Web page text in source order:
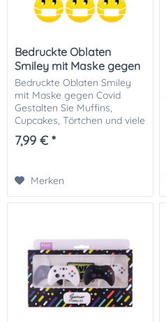
Bedruckte Oblaten
Smiley mit Maske gegen
Covid
Bedruckte Oblaten Smiley
mit Maske gegen Covid
Gestalten Sie Muffins,
Cupcakes, Törtchen und viele
weitere Leckereien mit
diesen tollen bedruckten
Oblatenaufleger...
7,99 € *
Merken